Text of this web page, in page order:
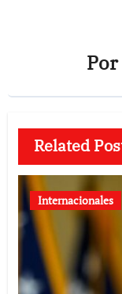
Por
Related
Internacionales